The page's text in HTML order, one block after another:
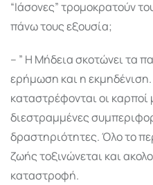
“Ιάσονες” τρομοκρατούν
πάνω τους εξουσία;
– ” Η Μήδεια σκοτώνει τα
ερήμωση και η εκμηδένιση.
καταστρέφονται οι
διεστραμμένες
δραστηριότητες. Όλο το
ζωής τοξινώνεται και
καταστροφή.